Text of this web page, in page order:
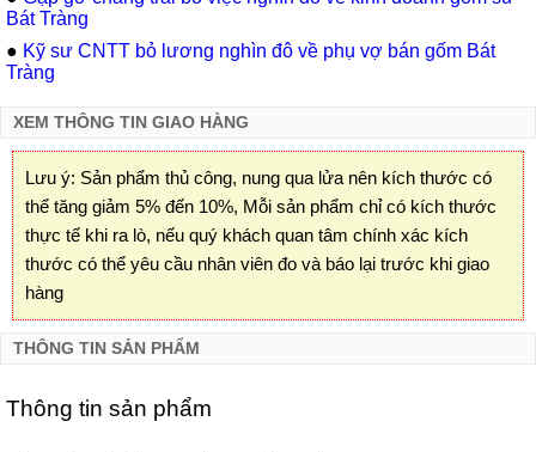
Bát Tràng
● Kỹ sư CNTT bỏ lương nghìn đô về phụ vợ bán gốm Bát
Tràng
XEM THÔNG TIN GIAO HÀNG
Lưu ý: Sản phẩm thủ công, nung qua lửa nên kích thước có
thể tăng giảm 5% đến 10%, Mỗi sản phẩm chỉ có kích thước
thực tế khi ra lò, nếu quý khách quan tâm chính xác kích
thước có thể yêu cầu nhân viên đo và báo lại trước khi giao
hàng
THÔNG TIN SẢN PHẨM
Thông tin sản phẩm